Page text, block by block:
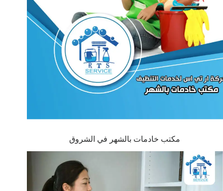
مكتب خادمات بالشهر في الشروق